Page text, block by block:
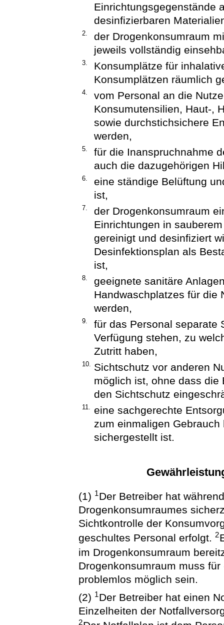
Einrichtungsgegenstände
desinfizierbaren
2.
der Drogenkonsumraum
jeweils vollständig
3.
Konsumplätze für
Konsumplätzen räumlich
4.
vom Personal an die
Konsumutensilien, Haut-,
sowie durchstichsichere
werden,
5.
für die Inanspruchnahme
auch die dazugehörigen
6.
eine ständige Belüftung
ist,
7.
der Drogenkonsumraum
Einrichtungen in
gereinigt und desinfiziert
Desinfektionsplan als
ist,
8.
geeignete sanitäre
Handwaschplatzes für die
werden,
9.
für das Personal separate
Verfügung stehen, zu
Zutritt haben,
10.
Sichtschutz vor anderen
möglich ist, ohne dass die
den Sichtschutz
11.
eine sachgerechte
zum einmaligen
sichergestellt ist.
(1) 1Der Betreiber hat
Drogenkonsumraumes
Sichtkontrolle der
geschultes Personal erfolgt.2
im Drogenkonsumraum
Drogenkonsumraum muss
problemlos möglich sein.
(2) 1Der Betreiber hat einen
Einzelheiten der
2